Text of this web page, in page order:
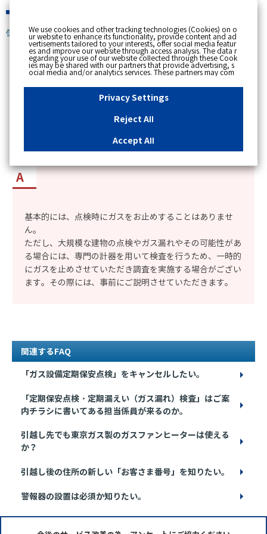
個人のお客さま
[ トップへ戻る ]
カテゴリー表示
更新日時 : 2024/01/19 10:22
「ガス設備定期保安点検」の点検時はガスを止め
基本的には、点検時にガスをお止めすることはありませ
ん。
ただし、大規模な建物の点検やガス漏れやその可能性があ
る場合には、専門の計器を用いて検査を行うため、一時的
にガスを止めさせていただき調査を実施する場合がござい
ます。その際には、事前にご説明させていただきます。
関連するFAQ
「ガス設備定期保安点検」をキャンセルしたい。
「定期保安点検・定期漏えい（ガス漏れ）検査」はご案
内チラシに書いてある担当係員が来るのか。
引越し先でも東京ガス製のガスファンヒーターは使える
か？
引越し後の住所の新しい「お客さま番号」を知りたい。
警報器の設置は必須か知りたい。
We use cookies and other tracking technologies (Cookies) on o
ur website to enhance its functionality, provide content and ad
vertisements tailored to your interests, offer social media featur
es and improve our website through access analysis. The data r
egarding your use of our website collected through these Cook
ies may be shared with our partners that provide advertising, s
ocial media and/or analytics services. These partners may com
bine the data shared by us with other data that you have provi
ded to them or that they have collected from your use of their s
ervices or other websites to analyse and optimise advertisemen
ts delivered to you by businesses other than us on the internet.
essary Cookies, please click "Reject All". If you agree to the use
of all Cookies, please click "Accept All". To select your preferen
u can change your consent or rejection settings at any time by c
"Privacy Settings"button on this banner or through y
our browser's "Settings". For more information regarding the pr
site, please refer to the link below.Cookies DetailsPrivacy Polic
y
Privacy Settings
Reject All
Accept All